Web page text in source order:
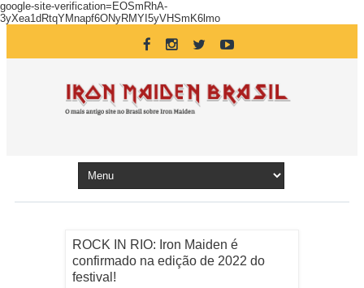
google-site-verification=EOSmRhA-
3yXea1dRtqYMnapf6ONyRMYI5yVHSmK6lmo
ROCK IN RIO: Iron Maiden é
confirmado na edição de 2022 do
festival!